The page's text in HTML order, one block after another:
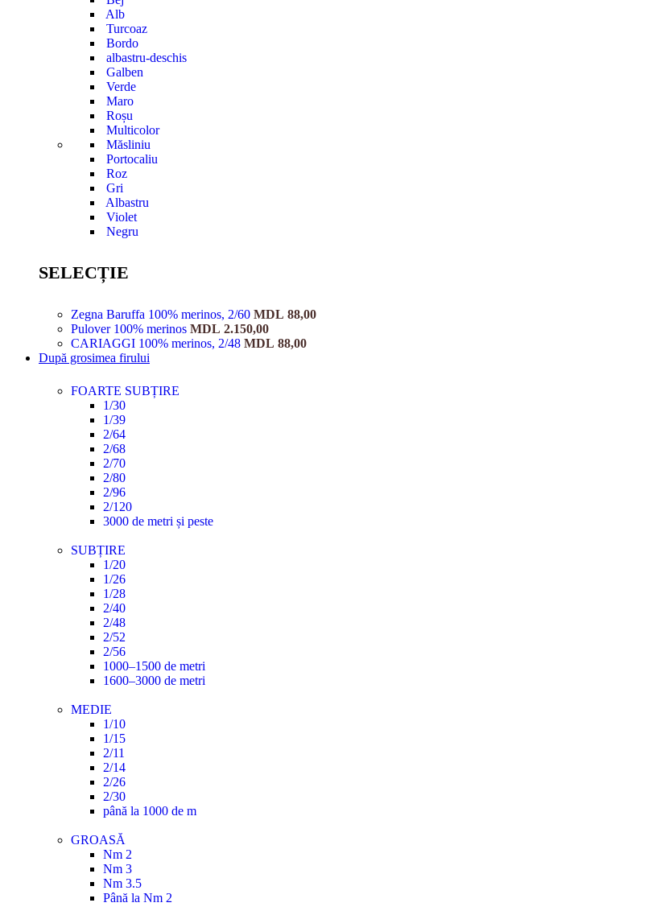
Alb
Turcoaz
Bordo
albastru-deschis
Galben
Verde
Maro
Roșu
Multicolor
Măsliniu
Portocaliu
Roz
Gri
Albastru
Violet
Negru
SELECȚIE
Zegna Baruffa 100% merinos, 2/60 MDL 88,00
Pulover 100% merinos MDL 2.150,00
CARIAGGI 100% merinos, 2/48 MDL 88,00
După grosimea firului
FOARTE SUBȚIRE
1/30
1/39
2/64
2/68
2/70
2/80
2/96
2/120
3000 de metri și peste
SUBȚIRE
1/20
1/26
1/28
2/40
2/48
2/52
2/56
1000–1500 de metri
1600–3000 de metri
MEDIE
1/10
1/15
2/11
2/14
2/26
2/30
până la 1000 de m
GROASĂ
Nm 2
Nm 3
Nm 3.5
Până la Nm 2